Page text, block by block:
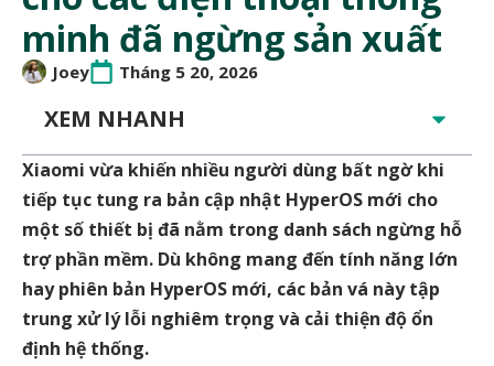
minh đã ngừng sản xuất
Joey Tháng 5 20, 2026
XEM NHANH
Xiaomi vừa khiến nhiều người dùng bất ngờ khi
tiếp tục tung ra bản cập nhật HyperOS mới cho
một số thiết bị đã nằm trong danh sách ngừng hỗ
trợ phần mềm. Dù không mang đến tính năng lớn
hay phiên bản HyperOS mới, các bản vá này tập
trung xử lý lỗi nghiêm trọng và cải thiện độ ổn
định hệ thống.